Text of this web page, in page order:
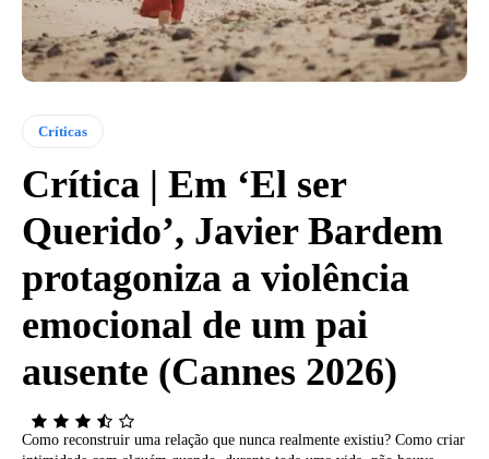
Críticas
Crítica | Em ‘El ser
Querido’, Javier Bardem
protagoniza a violência
emocional de um pai
ausente (Cannes 2026)
Como reconstruir uma relação que nunca realmente existiu? Como criar